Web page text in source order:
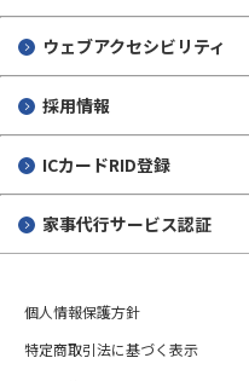
ウェブアクセシビリティ
採用情報
ICカードRID登録
家事代行サービス認証
個人情報保護方針
特定商取引法に基づく表示